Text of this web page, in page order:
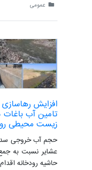
عمومی
افزایش
تامین آب
زیست محیطی
حجم آب خروجی سد
عشایر نسبت به
حاشیه رودخانه